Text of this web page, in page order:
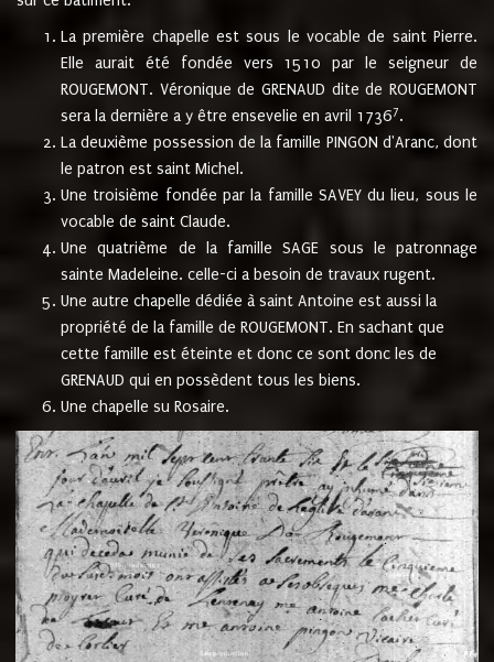
La première chapelle est sous le vocable de saint Pierre.
Elle aurait été fondée vers 1510 par le seigneur de
ROUGEMONT. Véronique de GRENAUD dite de ROUGEMONT
sera la dernière a y être ensevelie en avril 17367.
La deuxième possession de la famille PINGON d'Aranc, dont
le patron est saint Michel.
Une troisième fondée par la famille SAVEY du lieu, sous le
vocable de saint Claude.
Une quatrième de la famille SAGE sous le patronnage
sainte Madeleine. celle-ci a besoin de travaux rugent.
Une autre chapelle dédiée à saint Antoine est aussi la
propriété de la famille de ROUGEMONT. En sachant que
cette famille est éteinte et donc ce sont donc les de
GRENAUD qui en possèdent tous les biens.
Une chapelle su Rosaire.